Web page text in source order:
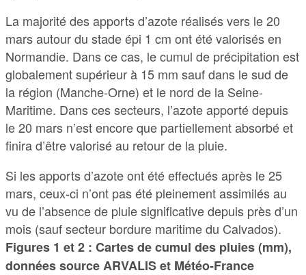
La majorité des apports d’azote réalisés vers le 20
mars autour du stade épi 1 cm ont été valorisés en
Normandie. Dans ce cas, le cumul de précipitation est
globalement supérieur à 15 mm sauf dans le sud de
la région (Manche-Orne) et le nord de la Seine-
Maritime. Dans ces secteurs, l’azote apporté depuis
le 20 mars n’est encore que partiellement absorbé et
finira d’être valorisé au retour de la pluie.
Si les apports d’azote ont été effectués après le 25
mars, ceux-ci n’ont pas été pleinement assimilés au
vu de l’absence de pluie significative depuis près d’un
mois (sauf secteur bordure maritime du Calvados).
Figures 1 et 2 : Cartes de cumul des pluies (mm),
données source ARVALIS et Météo-France